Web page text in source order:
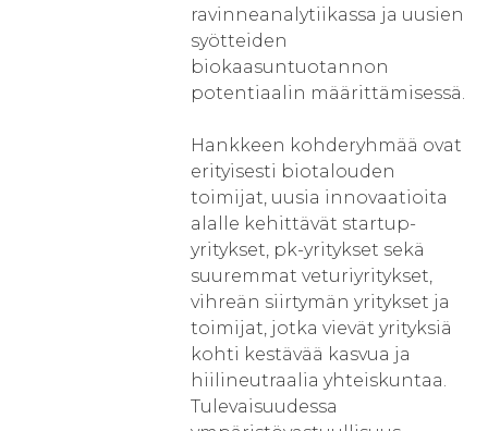
ravinneanalytiikassa ja uusien
syötteiden
biokaasuntuotannon
potentiaalin määrittämisessä.
Hankkeen kohderyhmää ovat
erityisesti biotalouden
toimijat, uusia innovaatioita
alalle kehittävät startup-
yritykset, pk-yritykset sekä
suuremmat veturiyritykset,
vihreän siirtymän yritykset ja
toimijat, jotka vievät yrityksiä
kohti kestävää kasvua ja
hiilineutraalia yhteiskuntaa.
Tulevaisuudessa